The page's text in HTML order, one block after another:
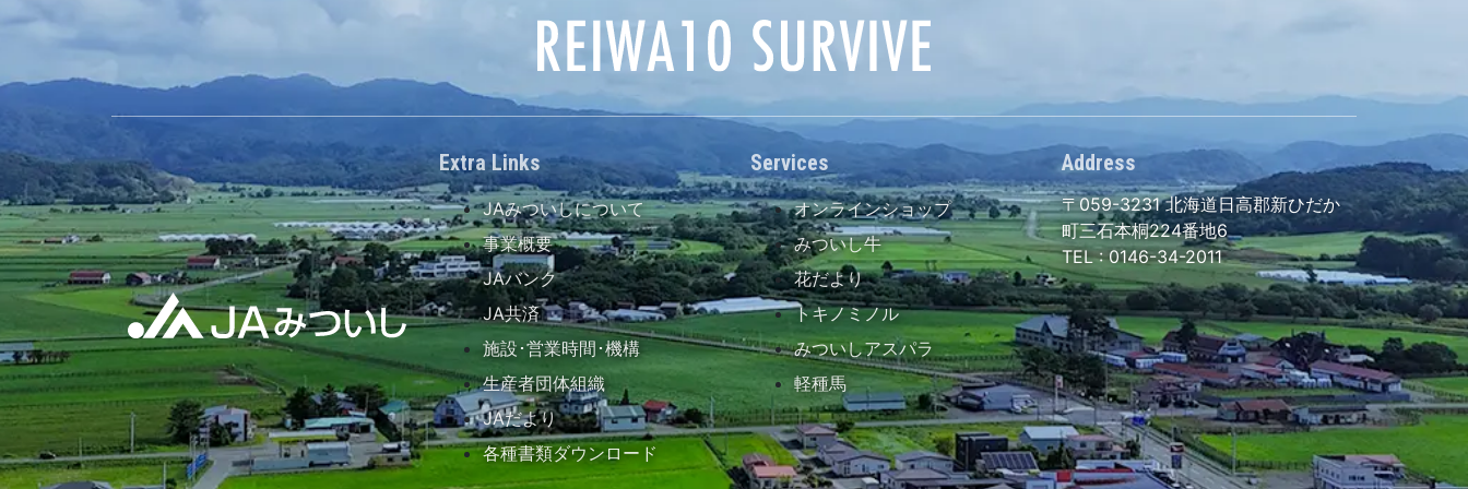
Extra Links
JAみついしについて
事業概要
JAバンク
JA共済
施設･営業時間･機構
生産者団体組織
JAだより
各種書類ダウンロード
Services
オンラインショップ
みついし牛
花だより
トキノミノル
みついしアスパラ
軽種馬
Address
〒059-3231北海道日高郡新ひだか
町三石本桐224番地6
TEL :0146-34-2011